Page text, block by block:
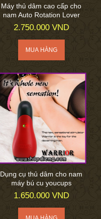
Máy thủ dâm cao cấp cho
nam Auto Rotation Lover
2.750.000 VND
Dụng cụ thủ dâm cho nam
máy bú cu youcups
1.650.000 VND